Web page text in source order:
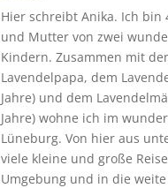
Hier schreibt Anika. Ich bin
und Mutter von zwei
Kindern. Zusammen mit
Lavendelpapa, dem
Jahre) und dem
Jahre) wohne ich im
Lüneburg. Von hier aus
viele kleine und große
Umgebung und in die